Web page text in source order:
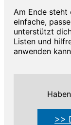
Am Ende steht
einfache,
unterstützt
Listen und
anwenden
>>